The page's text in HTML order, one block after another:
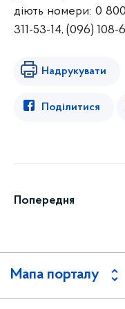
діють номери: 0
311-53-14, (096) 108-
Надрукувати
Поділитися
Попередня
Мапа порталу